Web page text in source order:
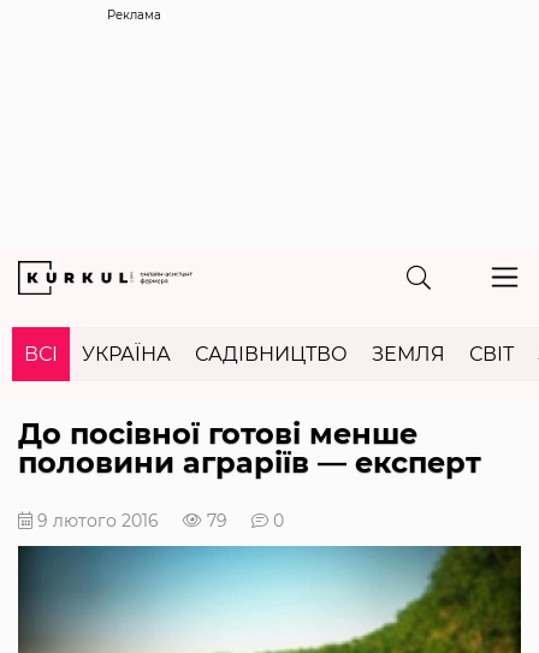
Реклама
ВСІ УКРАЇНА САДІВНИЦТВО ЗЕМЛЯ СВІТ
До посівної готові менше
половини аграріїв — експерт
9 лютого 2016 79 0